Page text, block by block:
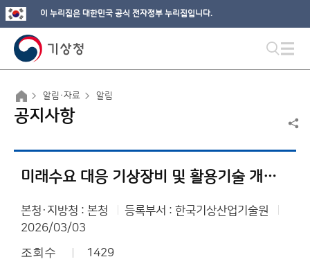
이 누리집은 대한민국 공식 전자정부 누리집입니다.
알림·자료 알림
공지사항
미래수요 대응 기상장비 및 활용기술 개발 사업 추가 재공고
본청·지방청 : 본청
등록부서 : 한국기상산업기술원
2026/03/03
조회수 1429